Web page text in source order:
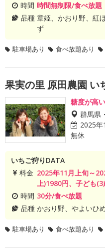
時間 時間無制限/食べ放題
品種 章姫、かおり野、紅
ず
駐車場あり 食べ放題あり
果実の里 原田農園 い
糖度が高
群馬県
2025年
無休
いちご狩りDATA
料金 2025年11月上旬～
上)1980円、子ども
時間 30分/食べ放題
品種 かおり野、やよいひ
駐車場あり 食べ放題あり